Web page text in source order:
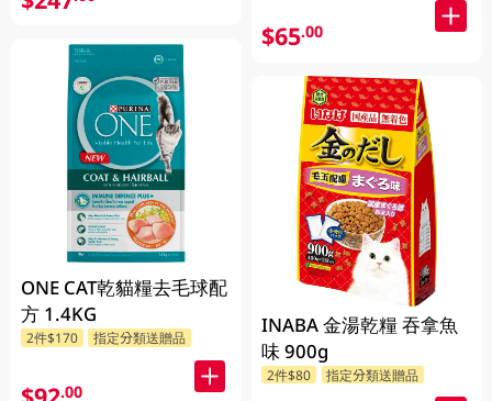
ONE CAT乾貓糧去毛球配
方 1.4KG
2件$170 指定分類送贈品
.00
$65.00
INABA 金湯乾糧 吞拿魚
味 900g
2件$80 指定分類送贈品